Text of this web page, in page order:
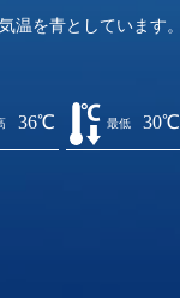
温を青としています。
36℃ 最低 30℃